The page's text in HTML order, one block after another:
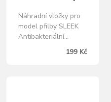
Náhradní vložky pro
model přilby SLEEK
Antibakteriální
199 Kč